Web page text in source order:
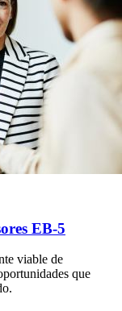
EB-5
viable de
que